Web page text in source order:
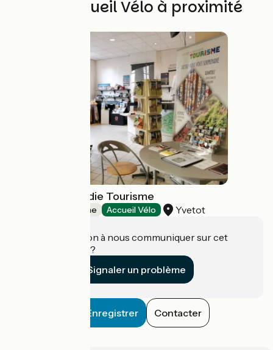
Autres Accueil Vélo à proximité
Yvetot Normandie Tourisme
Offices de Tourisme Accueil Vélo Yvetot
Une information à nous communiquer sur cet
établissement ?
Signaler un problème
Enregistrer Contacter